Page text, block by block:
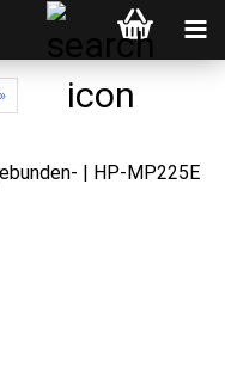
| HP-MP225E